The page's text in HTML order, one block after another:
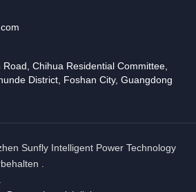
Chihua Residential Committee,
District, Foshan City, Guangdong
Sunfly Intelligent Power Technology
.